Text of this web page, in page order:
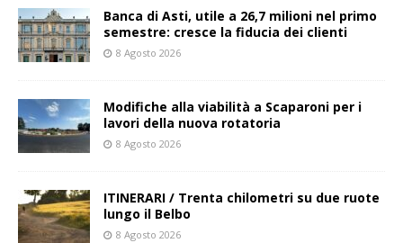
Banca di Asti, utile a 26,7 milioni nel primo
semestre: cresce la fiducia dei clienti
8 Agosto 2026
Modifiche alla viabilità a Scaparoni per i
lavori della nuova rotatoria
8 Agosto 2026
ITINERARI / Trenta chilometri su due ruote
lungo il Belbo
8 Agosto 2026